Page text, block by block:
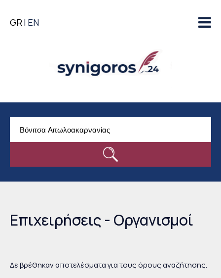
GR EN
Επιχειρήσεις - Οργανισμοί
Δε βρέθηκαν αποτελέσματα για τους όρους αναζήτησης.